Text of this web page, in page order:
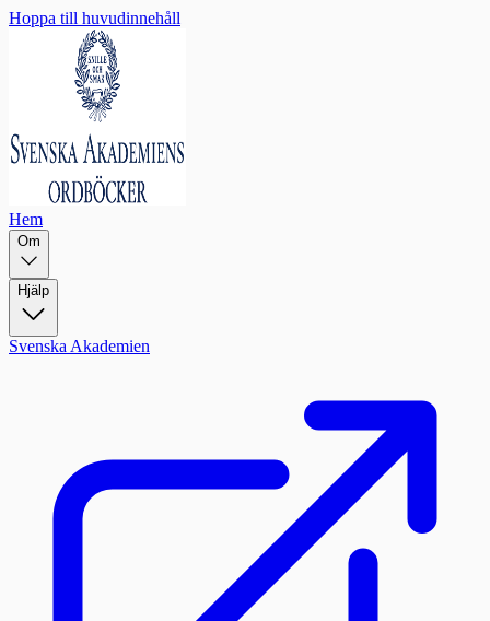
Hoppa till huvudinnehåll
Hem
Om
Hjälp
Svenska Akademien